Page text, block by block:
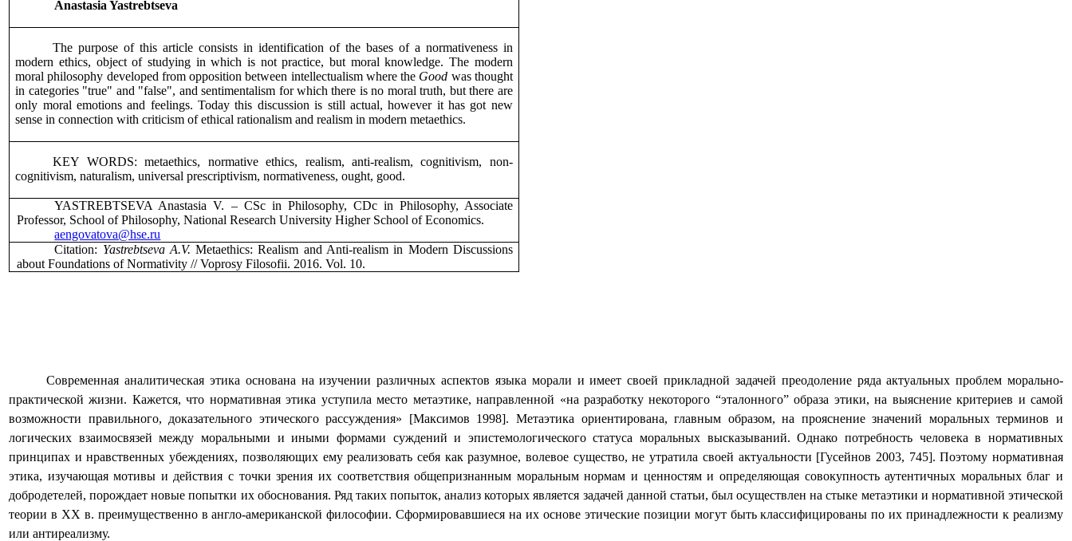
Anastasia Yastrebtseva
The purpose of this article consists in identification of the bases of a normativeness in
modern ethics, object of studying in which is not practice, but moral knowledge. The modern
moral philosophy developed from opposition between intellectualism where the Good was thought
in categories "true" and "false", and sentimentalism for which there is no moral truth, but there are
only moral emotions and feelings. Today this discussion is still actual, however it has got new
sense in connection with criticism of ethical rationalism and realism in modern metaethics.
KEY WORDS: metaethics, normative ethics, realism, anti-realism, cognitivism, non-
cognitivism, naturalism, universal prescriptivism, normativeness, ought, good.
YASTREBTSEVA Anastasia V. – CSc in Philosophy, CDc in Philosophy, Associate
Professor, School of Philosophy, National Research University Higher School of Economics.
aengovatova@hse.ru
Citation: Yastrebtseva A.V.Metaethics: Realism and Anti-realism in Modern Discussions
about Foundations of Normativity // Voprosy Filosofii. 2016. Vol. 10.
Современная аналитическая этика основана на изучении различных аспектов языка морали и имеет своей прикладной задачей преодоление ряда актуальных проблем морально-
практической жизни. Кажется, что нормативная этика уступила место метаэтике, направленной «на разработку некоторого “эталонного” образа этики, на выяснение критериев и самой
возможности правильного, доказательного этического рассуждения» [Максимов 1998]. Метаэтика ориентирована, главным образом, на прояснение значений моральных терминов и
логических взаимосвязей между моральными и иными формами суждений и эпистемологического статуса моральных высказываний. Однако потребность человека в нормативных
принципах и нравственных убеждениях, позволяющих ему реализовать себя как разумное, волевое существо, не утратила своей актуальности [Гусейнов 2003, 745]. Поэтому нормативная
этика, изучающая мотивы и действия с точки зрения их соответствия общепризнанным моральным нормам и ценностям и определяющая совокупность аутентичных моральных благ и
добродетелей, порождает новые попытки их обоснования. Ряд таких попыток, анализ которых является задачей данной статьи, был осуществлен на стыке метаэтики и нормативной этической
теории в XX в. преимущественно в англо-американской философии. Сформировавшиеся на их основе этические позиции могут быть классифицированы по их принадлежности к реализму
или антиреализму.